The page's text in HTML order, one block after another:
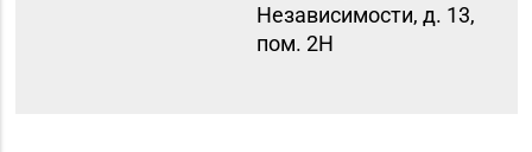
Независимости, д. 13,
пом. 2Н